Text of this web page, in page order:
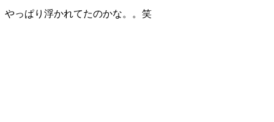
やっぱり浮かれてたのかな。。笑